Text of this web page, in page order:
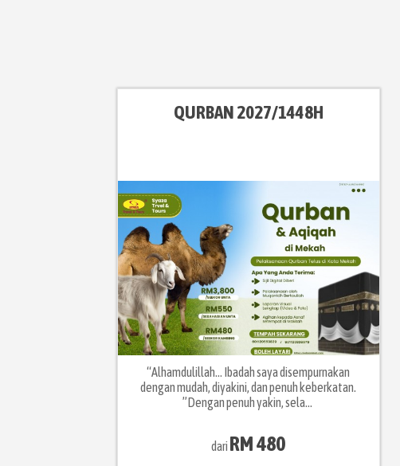
QURBAN 2027/1448H
“Alhamdulillah… Ibadah saya disempurnakan
dengan mudah, diyakini, dan penuh keberkatan.
”Dengan penuh yakin, sela...
dari RM 480